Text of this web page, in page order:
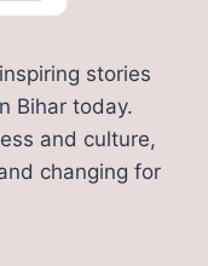
stories
Bihar today.
and culture,
changing for